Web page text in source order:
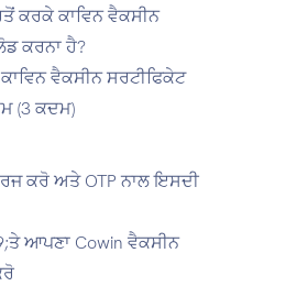
ਕਰਕੇ ਕਾਵਿਨ ਵੈਕਸੀਨ
ਕਰਨਾ ਹੈ?
ਵੈਕਸੀਨ ਸਰਟੀਫਿਕੇਟ
(3 ਕਦਮ)
ਕਰੋ ਅਤੇ OTP ਨਾਲ ਇਸਦੀ
ਆਪਣਾ Cowin ਵੈਕਸੀਨ